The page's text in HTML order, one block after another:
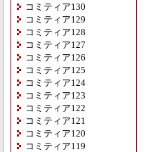
コミティア130
コミティア129
コミティア128
コミティア127
コミティア126
コミティア125
コミティア124
コミティア123
コミティア122
コミティア121
コミティア120
コミティア119